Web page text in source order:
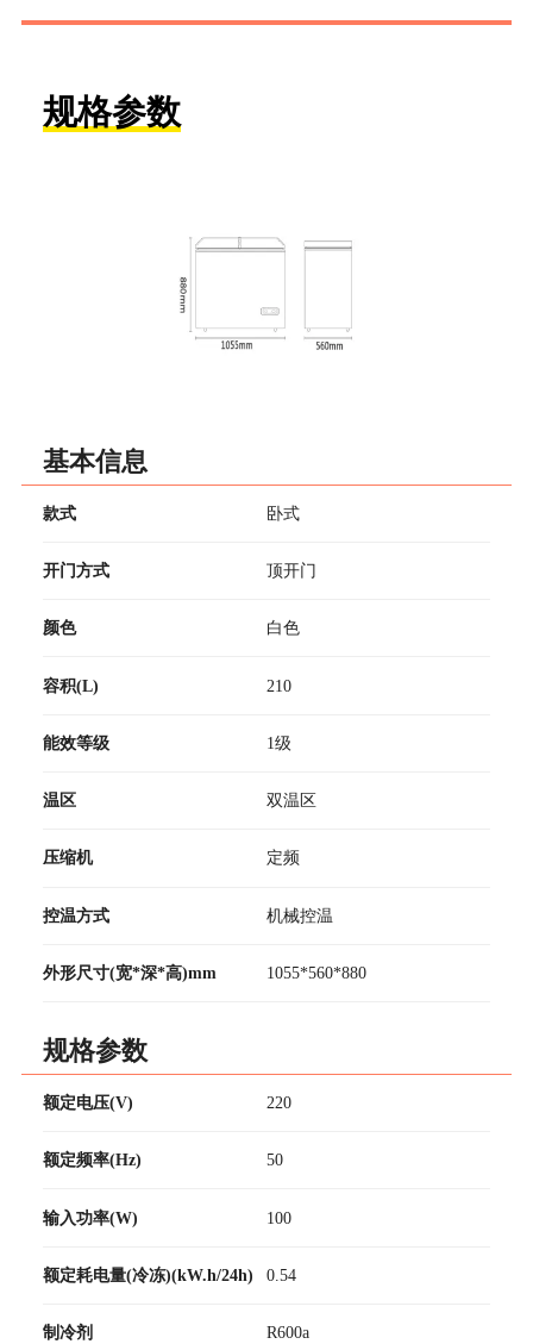
规格参数
基本信息
款式 卧式
开门方式 顶开门
颜色 白色
容积(L) 210
能效等级 1级
温区 双温区
压缩机 定频
控温方式 机械控温
外形尺寸(宽*深*高)mm 1055*560*880
规格参数
额定电压(V) 220
额定频率(Hz) 50
输入功率(W) 100
额定耗电量(冷冻)(kW.h/24h) 0.54
制冷剂 R600a